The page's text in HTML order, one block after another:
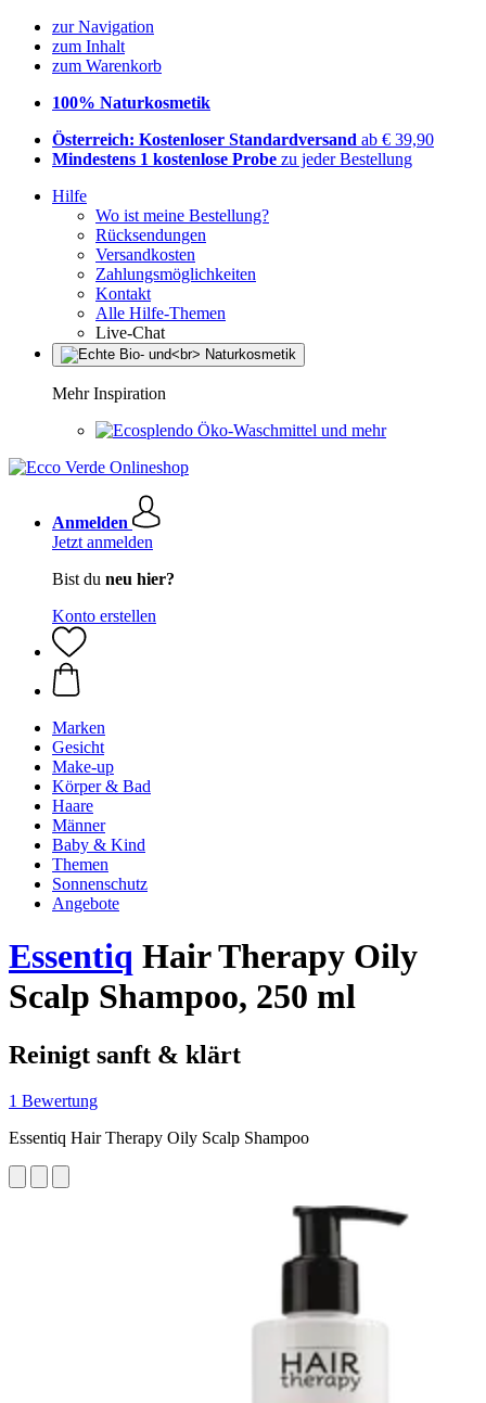
zur Navigation
zum Inhalt
zum Warenkorb
100% Naturkosmetik
Österreich: Kostenloser Standardversand ab € 39,90
Mindestens 1 kostenlose Probe zu jeder Bestellung
Hilfe
Wo ist meine Bestellung?
Rücksendungen
Versandkosten
Zahlungsmöglichkeiten
Kontakt
Alle Hilfe-Themen
Live-Chat
Mehr Inspiration
Öko-Waschmittel und mehr
Anmelden
Jetzt anmelden
Bist du neu hier?
Konto erstellen
Marken
Gesicht
Make-up
Körper & Bad
Haare
Männer
Baby & Kind
Themen
Sonnenschutz
Angebote
Essentiq Hair Therapy Oily
Scalp Shampoo, 250 ml
Reinigt sanft & klärt
1 Bewertung
Essentiq Hair Therapy Oily Scalp Shampoo